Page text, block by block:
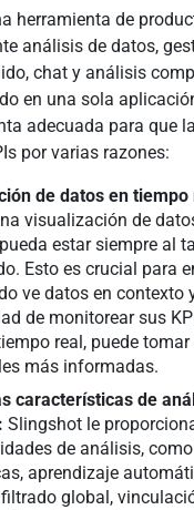
herramienta de
análisis de datos,
chat y análisis
en una sola
adecuada para que
por varias razones:
de datos en tiempo
visualización de
estar siempre al
Esto es crucial para
ve datos en contexto
de monitorear sus
real, puede
más informadas.
características de
Slingshot le
de análisis,
aprendizaje
global,